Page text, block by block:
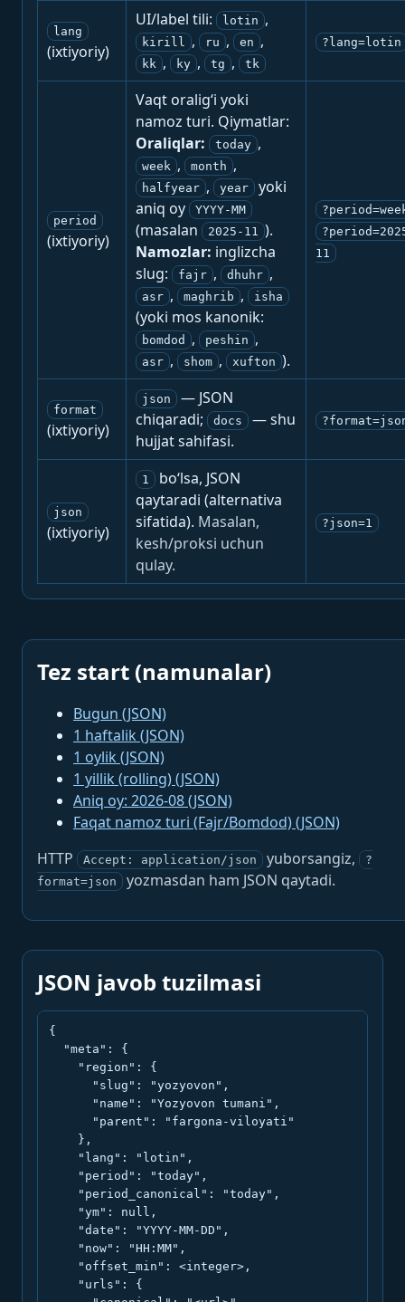
lang
(ixtiyoriy)
UI/label tili: lotin ,
kirill , ru , en ,
kk , ky , tg , tk
?lang=lotin
period
(ixtiyoriy)
Vaqt oralig‘i yoki
namoz turi. Qiymatlar:
Oraliqlar:
today ,
week , month ,
halfyear , year
yoki
aniq oy
YYYY-MM
(masalan 2025-11 ).
Namozlar: inglizcha
slug:
fajr , dhuhr ,
asr , maghrib , isha
(yoki mos kanonik:
bomdod , peshin ,
asr , shom , xufton ).
11
format
(ixtiyoriy)
json
— JSON
chiqaradi;
docs
— shu
hujjat sahifasi.
json
(ixtiyoriy)
1
bo‘lsa, JSON
qaytaradi (alternativa
sifatida). Masalan,
kesh/proksi uchun
qulay.
?json=1
Tez start (namunalar)
Bugun (JSON)
1 haftalik (JSON)
1 oylik (JSON)
1 yillik (rolling) (JSON)
Aniq oy: 2026-08 (JSON)
Faqat namoz turi (Fajr/Bomdod) (JSON)
HTTP
Accept: application/json yuborsangiz,
?
format=json
yozmasdan ham JSON qaytadi.
JSON javob tuzilmasi
{
  "meta": {
    "region": {
      "slug": "yozyovon",
      "name": "Yozyovon tumani",
      "parent": "fargona-viloyati"
    },
    "lang": "lotin",
    "period": "today",
    "period_canonical": "today",
    "ym": null,
    "date": "YYYY-MM-DD",
    "now": "HH:MM",
    "offset_min": <integer>,
    "urls": {